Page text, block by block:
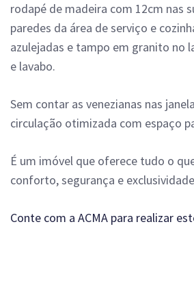
rodapé de madeira com 12cm nas
paredes da área de serviço e
azulejadas e tampo em granito no
e lavabo.
Sem contar as venezianas nas
circulação otimizada com espaço
É um imóvel que oferece tudo o
conforto, segurança e
Conte com a ACMA para realizar